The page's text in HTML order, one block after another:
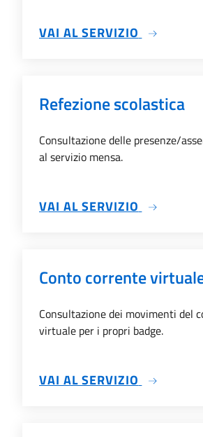
VAI AL SERVIZIO SU
Refezione scolastica
Consultazione delle presenze/
al servizio mensa.
VAI AL SERVIZIO SU
Conto corrente
Consultazione dei movimenti del
virtuale per i propri badge.
VAI AL SERVIZIO SU